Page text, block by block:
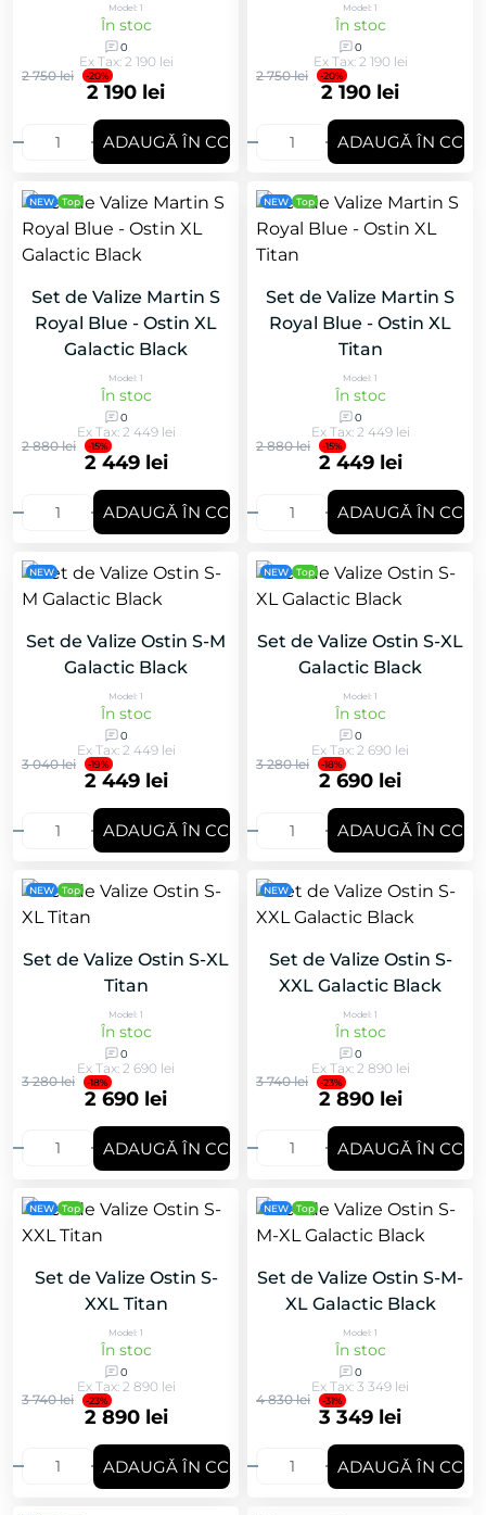
Model: 1
În stoc
0
Ex Tax: 2 190 lei
2 750 lei
-20%
2 190 lei
ADAUGǍ ÎN COȘ
Model: 1
În stoc
0
Ex Tax: 2 190 lei
2 750 lei
-20%
2 190 lei
ADAUGǍ ÎN COȘ
NEW Top
Set de Valize Martin S
Royal Blue - Ostin XL
Galactic Black
Model: 1
În stoc
0
Ex Tax: 2 449 lei
2 880 lei
-15%
2 449 lei
ADAUGǍ ÎN COȘ
NEW Top
Set de Valize Martin S
Royal Blue - Ostin XL
Titan
Model: 1
În stoc
0
Ex Tax: 2 449 lei
2 880 lei
-15%
2 449 lei
ADAUGǍ ÎN COȘ
NEW
Set de Valize Ostin S-M
Galactic Black
Model: 1
În stoc
0
Ex Tax: 2 449 lei
3 040 lei
-19%
2 449 lei
ADAUGǍ ÎN COȘ
NEW Top
Set de Valize Ostin S-XL
Galactic Black
Model: 1
În stoc
0
Ex Tax: 2 690 lei
3 280 lei
-18%
2 690 lei
ADAUGǍ ÎN COȘ
NEW Top
Set de Valize Ostin S-XL
Titan
Model: 1
În stoc
0
Ex Tax: 2 690 lei
3 280 lei
-18%
2 690 lei
ADAUGǍ ÎN COȘ
NEW
Set de Valize Ostin S-
XXL Galactic Black
Model: 1
În stoc
0
Ex Tax: 2 890 lei
3 740 lei
-23%
2 890 lei
ADAUGǍ ÎN COȘ
NEW Top
Set de Valize Ostin S-
XXL Titan
Model: 1
În stoc
0
Ex Tax: 2 890 lei
3 740 lei
-23%
2 890 lei
ADAUGǍ ÎN COȘ
NEW Top
Set de Valize Ostin S-M-
XL Galactic Black
Model: 1
În stoc
0
Ex Tax: 3 349 lei
4 830 lei
-31%
3 349 lei
ADAUGǍ ÎN COȘ